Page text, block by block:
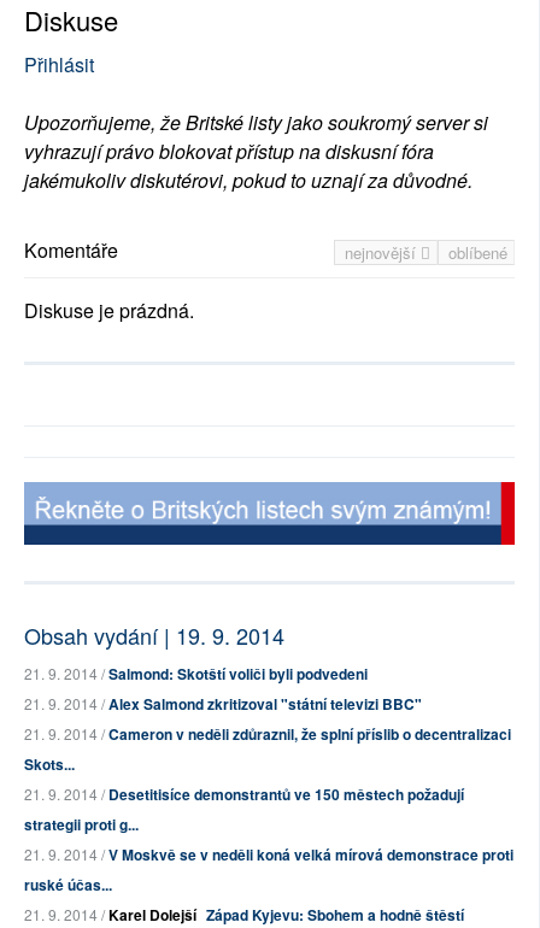
Diskuse
Přihlásit
Upozorňujeme, že Britské listy jako soukromý server si
vyhrazují právo blokovat přístup na diskusní fóra
jakémukoliv diskutérovi, pokud to uznají za důvodné.
nejnovější oblíbené
Komentáře
Diskuse je prázdná.
Obsah vydání | 19. 9. 2014
21. 9. 2014 /Salmond: Skotští voliči byli podvedeni
21. 9. 2014 /Alex Salmond zkritizoval "státní televizi BBC"
21. 9. 2014 /Cameron v neděli zdůraznil, že splní příslib o decentralizaci
Skots...
21. 9. 2014 /Desetitisíce demonstrantů ve 150 městech požadují
strategii proti g...
21. 9. 2014 /V Moskvě se v neděli koná velká mírová demonstrace proti
ruské účas...
21. 9. 2014 /Karel Dolejší Západ Kyjevu: Sbohem a hodně štěstí